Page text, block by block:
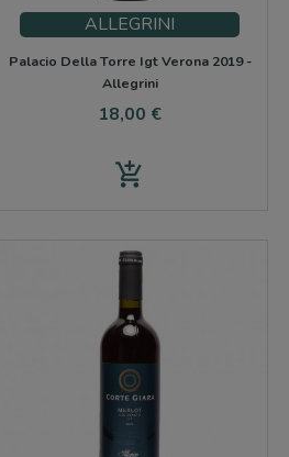
ALLEGRINI
Palacio Della Torre Igt Verona 2019 -
Allegrini
Precio
18,00 €
add_shopping_cart